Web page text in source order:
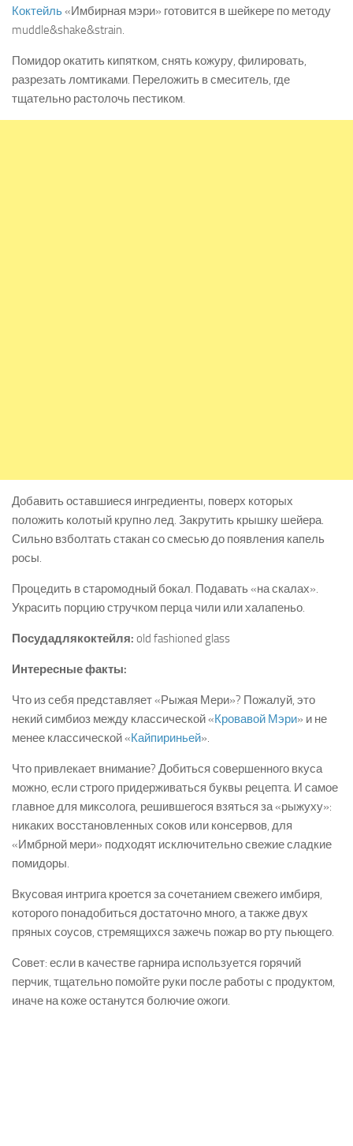
Коктейль«Имбирная мэри» готовится в шейкере по методу
muddle&shake&strain.
Помидор окатить кипятком, снять кожуру, филировать,
разрезать ломтиками. Переложить в смеситель, где
тщательно растолочь пестиком.
Добавить оставшиеся ингредиенты, поверх которых
положить колотый крупно лед. Закрутить крышку шейера.
Сильно взболтать стакан со смесью до появления капель
росы.
Процедить в старомодный бокал. Подавать «на скалах».
Украсить порцию стручком перца чили или халапеньо.
Посудадлякоктейля: old fashioned glass
Интересные факты:
Что из себя представляет «Рыжая Мери»? Пожалуй, это
некий симбиоз между классической «Кровавой Мэри» и не
менее классической «Кайпириньей».
Что привлекает внимание? Добиться совершенного вкуса
можно, если строго придерживаться буквы рецепта. И самое
главное для миксолога, решившегося взяться за «рыжуху»:
никаких восстановленных соков или консервов, для
«Имбрной мери» подходят исключительно свежие сладкие
помидоры.
Вкусовая интрига кроется за сочетанием свежего имбиря,
которого понадобиться достаточно много, а также двух
пряных соусов, стремящихся зажечь пожар во рту пьющего.
Совет: если в качестве гарнира используется горячий
перчик, тщательно помойте руки после работы с продуктом,
иначе на коже останутся болючие ожоги.